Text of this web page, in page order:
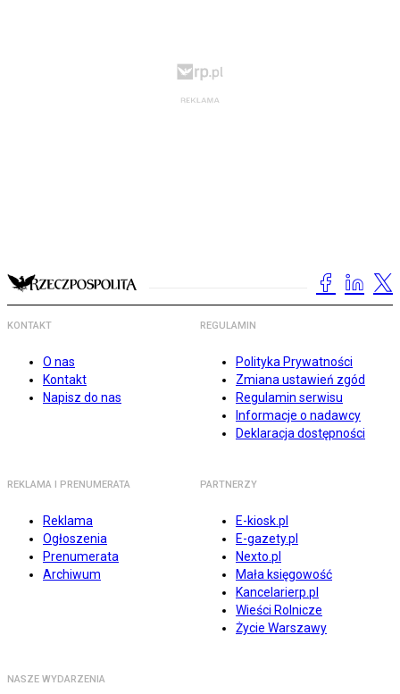
KONTAKT
O nas
Kontakt
Napisz do nas
REGULAMIN
Polityka Prywatności
Zmiana ustawień zgód
Regulamin serwisu
Informacje o nadawcy
Deklaracja dostępności
REKLAMA I PRENUMERATA
Reklama
Ogłoszenia
Prenumerata
Archiwum
PARTNERZY
E-kiosk.pl
E-gazety.pl
Nexto.pl
Mała księgowość
Kancelarierp.pl
Wieści Rolnicze
Życie Warszawy
NASZE WYDARZENIA